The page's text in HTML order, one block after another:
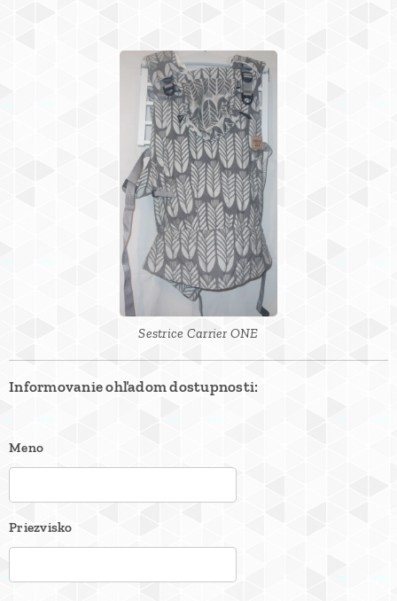
Sestrice Carrier ONE
Informovanie ohľadom dostupnosti:
Meno
Priezvisko